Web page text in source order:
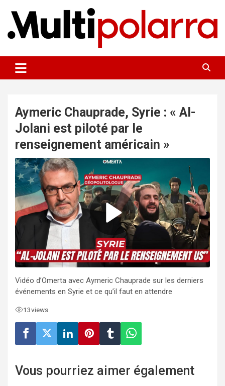
contenu
Multipolarra
Aymeric Chauprade, Syrie : « Al-
Jolani est piloté par le
renseignement américain »
Vidéo d’Omerta avec Aymeric Chauprade sur les derniers
événements en Syrie et ce qu’il faut en attendre
13views
Vous pourriez aimer également